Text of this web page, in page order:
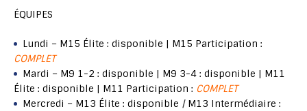
ÉQUIPES
Lundi – M15 Élite : disponible | M15 Participation :
COMPLET
Mardi – M9 1-2 : disponible | M9 3-4 : disponible | M11
Élite : disponible | M11 Participation : COMPLET
Mercredi – M13 Élite : disponible | M13 Intermédiaire :